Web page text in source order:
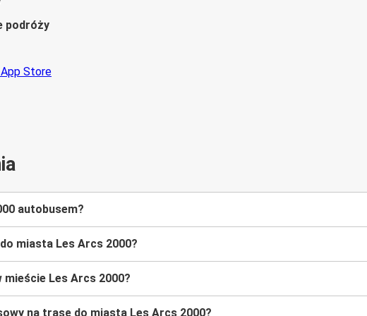
podróży
autobusem?
miasta Les Arcs 2000?
Les Arcs 2000?
na trasę do miasta Les Arcs 2000?